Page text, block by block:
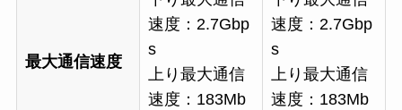
最大通信速度
速度：2.7Gbp
s
上り最大通信
速度：183Mb
速度：2.7Gbp
s
上り最大通信
速度：183Mb